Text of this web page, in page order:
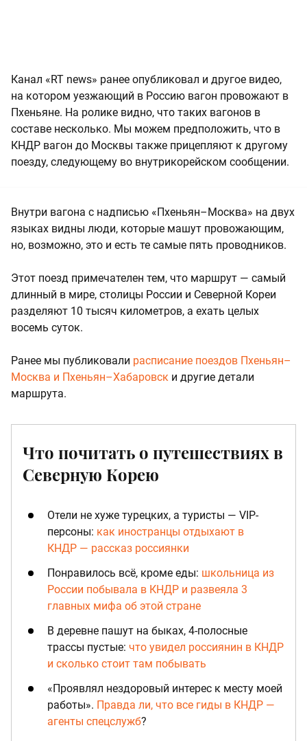
Канал «RT news» ранее опубликовал и другое видео,
на котором уезжающий в Россию вагон провожают в
Пхеньяне. На ролике видно, что таких вагонов в
составе несколько. Мы можем предположить, что в
КНДР вагон до Москвы также прицепляют к другому
поезду, следующему во внутрикорейском сообщении.
Внутри вагона с надписью «Пхеньян–Москва» на двух
языках видны люди, которые машут провожающим,
но, возможно, это и есть те самые пять проводников.
Этот поезд примечателен тем, что маршрут — самый
длинный в мире, столицы России и Северной Кореи
разделяют 10 тысяч километров, а ехать целых
восемь суток.
Ранее мы публиковали расписание поездов Пхеньян–
Москва и Пхеньян–Хабаровск и другие детали
маршрута.
Что почитать о путешествиях в
Северную Корею
Отели не хуже турецких, а туристы — VIP-
персоны: как иностранцы отдыхают в
КНДР — рассказ россиянки
Понравилось всё, кроме еды: школьница из
России побывала в КНДР и развеяла 3
главных мифа об этой стране
В деревне пашут на быках, 4-полосные
трассы пустые: что увидел россиянин в КНДР
и сколько стоит там побывать
«Проявлял нездоровый интерес к месту моей
работы». Правда ли, что все гиды в КНДР —
агенты спецслужб?